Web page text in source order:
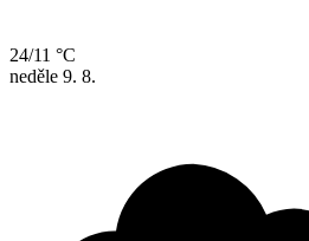
24/11 °C
neděle 9. 8.